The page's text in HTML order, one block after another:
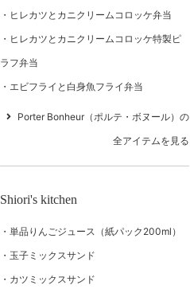
ヒレカツとカニクリームコロッケ弁当
ヒレカツとカニクリームコロッケ特製ピ
ラフ弁当
エビフライと白身魚フライ弁当
Porter Bonheur（ポルテ・ボヌール）の
全アイテムを見る
Shiori's kitchen
単品りんごジュース（紙パック200ml）
玉子ミックスサンド
カツミックスサンド